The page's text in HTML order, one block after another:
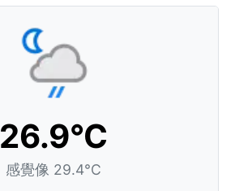
26.9°C
感覺像 29.4°C